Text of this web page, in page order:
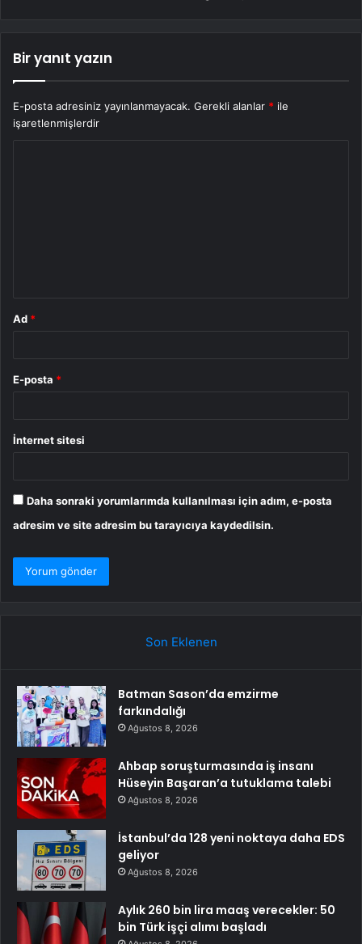
Bir yanıt yazın
E-posta adresiniz yayınlanmayacak. Gerekli alanlar * ile
işaretlenmişlerdir
Ad *
E-posta *
İnternet sitesi
Daha sonraki yorumlarımda kullanılması için adım, e-posta
adresim ve site adresim bu tarayıcıya kaydedilsin.
Son Eklenen
Batman Sason’da emzirme
farkındalığı
Ağustos 8, 2026
Ahbap soruşturmasında iş insanı
Hüseyin Başaran’a tutuklama talebi
Ağustos 8, 2026
İstanbul’da 128 yeni noktaya daha EDS
geliyor
Ağustos 8, 2026
Aylık 260 bin lira maaş verecekler: 50
bin Türk işçi alımı başladı